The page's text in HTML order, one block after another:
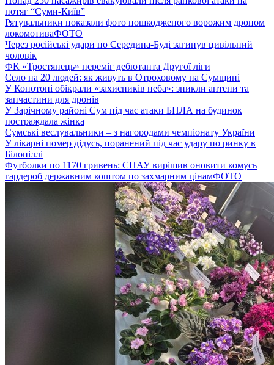
потяг “Суми-Київ”
Рятувальники показали фото пошкодженого ворожим дроном
локомотиваФОТО
Через російські удари по Середина-Буді загинув цивільний
чоловік
ФК «Тростянець» переміг дебютанта Другої ліги
Село на 20 людей: як живуть в Отроховому на Сумщині
У Конотопі обікрали «захисників неба»: зникли антени та
запчастини для дронів
У Зарічному районі Сум під час атаки БПЛА на будинок
постраждала жінка
Сумські веслувальники – з нагородами чемпіонату України
У лікарні помер дідусь, поранений під час удару по ринку в
Білопіллі
Футболки по 1170 гривень: СНАУ вирішив оновити комусь
гардероб державним коштом по захмарним цінамФОТО